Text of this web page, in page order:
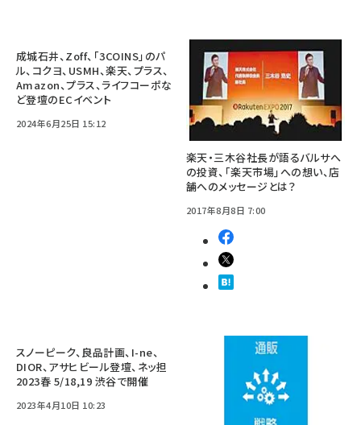
成城石井、Zoff、「3COINS」のパ
ル、コクヨ、USMH、楽天、プラス、
Amazon、プラス、ライフコーポな
ど登壇のECイベント
2024年6月25日 15:12
楽天・三木谷社長が語るバルサへ
の投資、｢楽天市場｣への想い、店
舗へのメッセージとは？
2017年8月8日 7:00
スノーピーク、良品計画、I-ne、
DIOR、アサヒビール登壇、ネッ担
2023春 5/18,19 渋谷で開催
2023年4月10日 10:23